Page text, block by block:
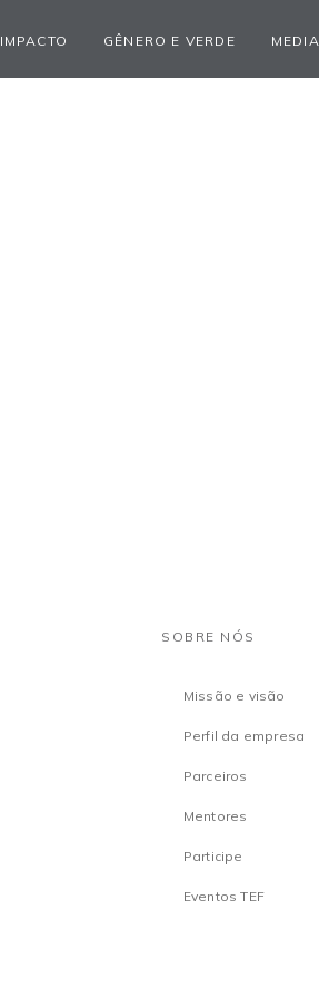
IMPACTO GÊNERO E VERDE MEDIA
SOBRE NÓS
Missão e visão
Perfil da empresa
Parceiros
Mentores
Participe
Eventos TEF